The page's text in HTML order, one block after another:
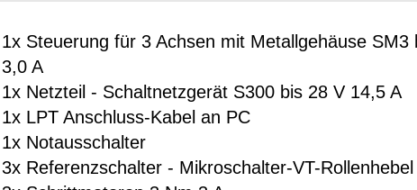
1x Steuerung für 3 Achsen mit Metallgehäuse SM3
3,0 A
1x Netzteil - Schaltnetzgerät S300 bis 28 V 14,5 A
1x LPT Anschluss-Kabel an PC
1x Notausschalter
3x Referenzschalter - Mikroschalter-VT-